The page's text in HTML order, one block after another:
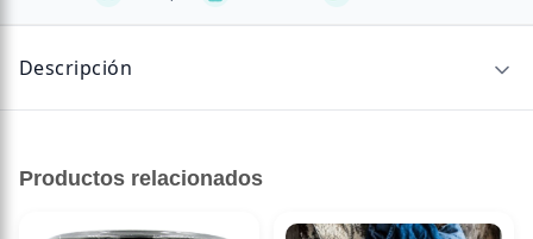
Descripción
de alta calidad, importados directamente para sorprender
Productos relacionados